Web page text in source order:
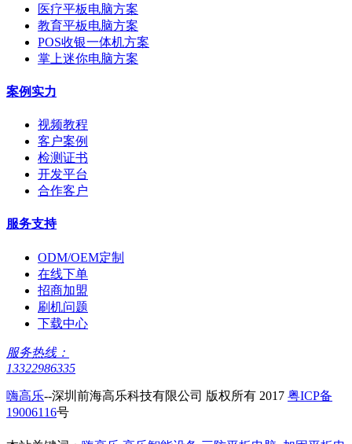
医疗平板电脑方案
教育平板电脑方案
POS收银一体机方案
掌上迷你电脑方案
案例实力
视频教程
客户案例
检测证书
开发平台
合作客户
服务支持
ODM/OEM定制
在线下单
招商加盟
刷机问题
下载中心
服务热线：
13322986335
嗨高乐--深圳前海高乐科技有限公司 版权所有 2017 粤ICP备
19006116号